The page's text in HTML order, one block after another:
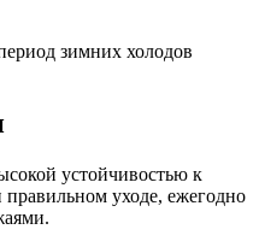
зимних холодов
устойчивостью к
уходе, ежегодно